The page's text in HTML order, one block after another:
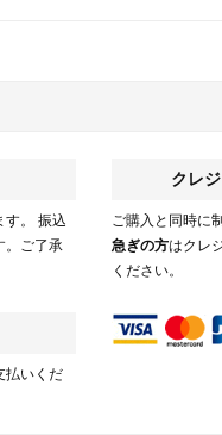
す。 振込
。ご了承
払いくだ
クレ
ご購入と同時に
急ぎの方はクレ
ください。